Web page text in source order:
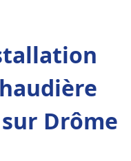
Drôme